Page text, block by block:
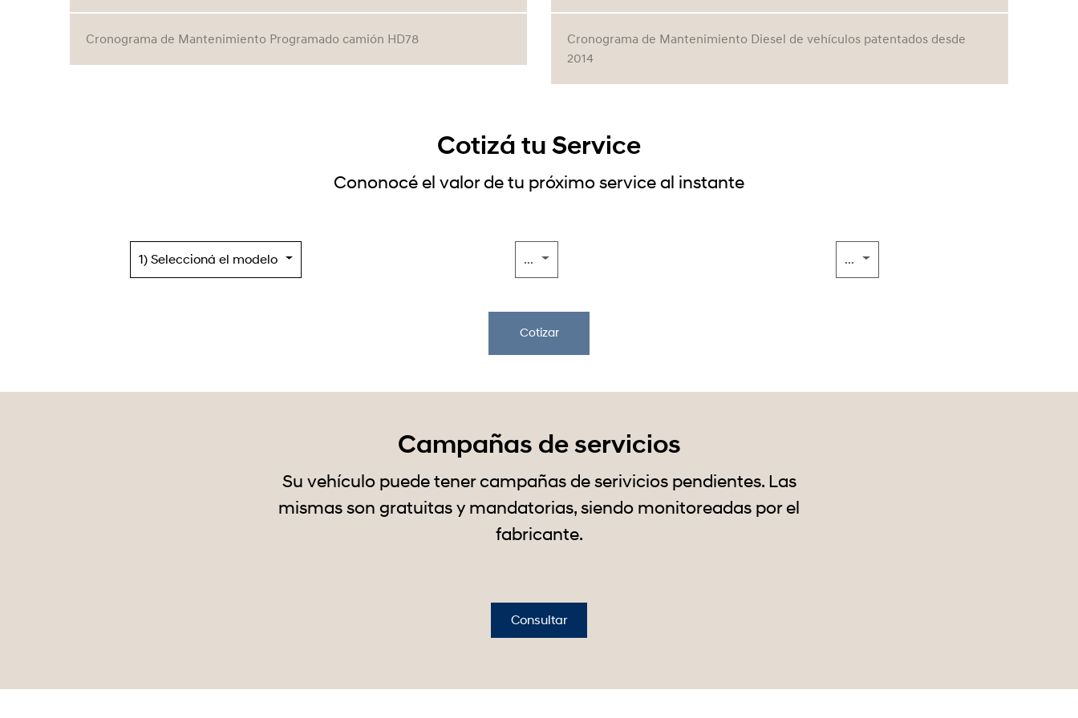
Cronograma de Mantenimiento Programado camión HD78
Cronograma de Mantenimiento Diesel de vehículos patentados desde
2014
Cotizá tu Service
Cononocé el valor de tu próximo service al instante
1) Seleccioná el modelo ... ...
Cotizar
Campañas de servicios
Su vehículo puede tener campañas de serivicios pendientes. Las
mismas son gratuitas y mandatorias, siendo monitoreadas por el
fabricante.
Consultar